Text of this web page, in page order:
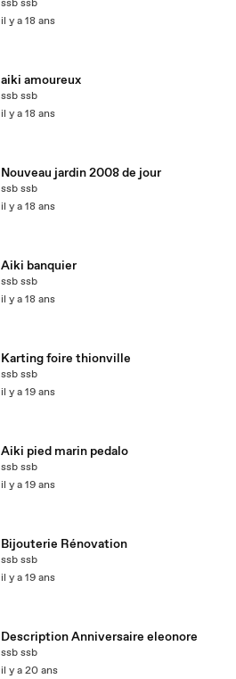
ssb ssb
il y a 18 ans
aiki amoureux
ssb ssb
il y a 18 ans
Nouveau jardin 2008 de jour
ssb ssb
il y a 18 ans
Aiki banquier
ssb ssb
il y a 18 ans
Karting foire thionville
ssb ssb
il y a 19 ans
Aiki pied marin pedalo
ssb ssb
il y a 19 ans
Bijouterie Rénovation
ssb ssb
il y a 19 ans
Description Anniversaire eleonore
ssb ssb
il y a 20 ans